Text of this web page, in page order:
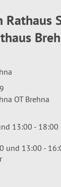
Rathaus
OT Brehna
13:00 - 18:00
und 13:00 -